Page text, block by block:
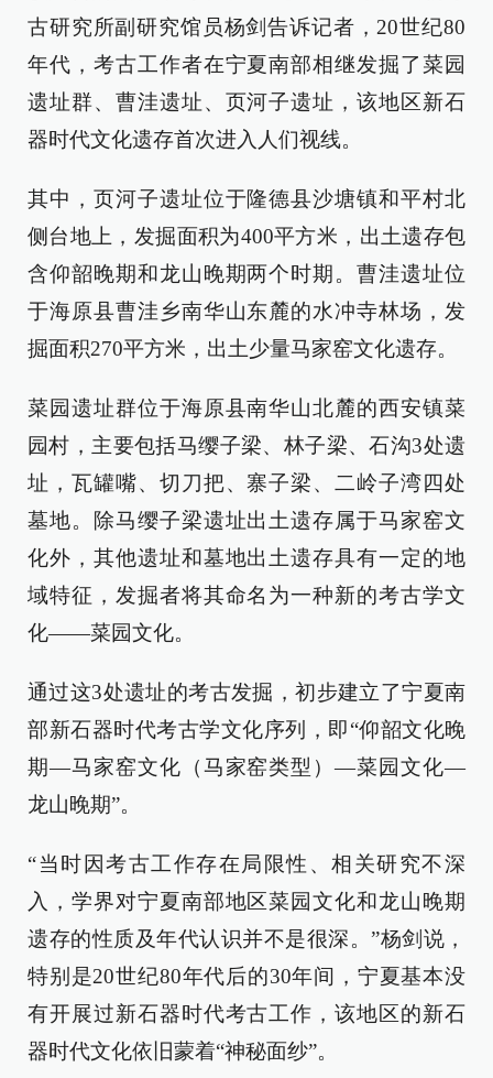
古研究所副研究馆员杨剑告诉记者，20世纪80
年代，考古工作者在宁夏南部相继发掘了菜园
遗址群、曹洼遗址、页河子遗址，该地区新石
器时代文化遗存首次进入人们视线。
其中，页河子遗址位于隆德县沙塘镇和平村北
侧台地上，发掘面积为400平方米，出土遗存包
含仰韶晚期和龙山晚期两个时期。曹洼遗址位
于海原县曹洼乡南华山东麓的水冲寺林场，发
掘面积270平方米，出土少量马家窑文化遗存。
菜园遗址群位于海原县南华山北麓的西安镇菜
园村，主要包括马缨子梁、林子梁、石沟3处遗
址，瓦罐嘴、切刀把、寨子梁、二岭子湾四处
墓地。除马缨子梁遗址出土遗存属于马家窑文
化外，其他遗址和墓地出土遗存具有一定的地
域特征，发掘者将其命名为一种新的考古学文
化——菜园文化。
通过这3处遗址的考古发掘，初步建立了宁夏南
部新石器时代考古学文化序列，即“仰韶文化晚
期—马家窑文化（马家窑类型）—菜园文化—
龙山晚期”。
“当时因考古工作存在局限性、相关研究不深
入，学界对宁夏南部地区菜园文化和龙山晚期
遗存的性质及年代认识并不是很深。”杨剑说，
特别是20世纪80年代后的30年间，宁夏基本没
有开展过新石器时代考古工作，该地区的新石
器时代文化依旧蒙着“神秘面纱”。